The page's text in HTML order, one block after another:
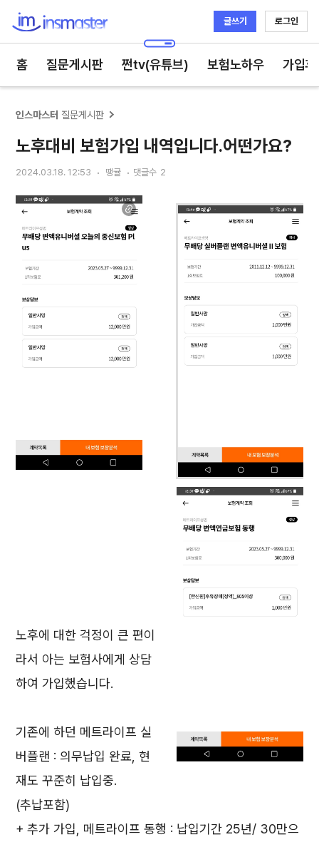
글쓰기 로그인
홈 질문게시판 쩐tv(유튜브) 보험노하우 가입
인스마스터 질문게시판
노후대비 보험가입 내역입니다.어떤가요?
2024.03.18. 12:53 땡귤 댓글수 2
노후에 대한 걱정이 큰 편이
라서 아는 보험사에게 상담
하여 가입했습니다.
기존에 하던 메트라이프 실
버플랜 : 의무납입 완료, 현
재도 꾸준히 납입중.
(추납포함)
+ 추가 가입, 메트라이프 동행 : 납입기간 25년/ 30만으